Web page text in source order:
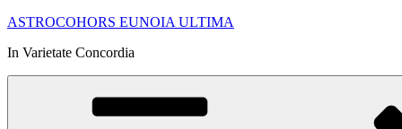
Zum
springen
ASTROCOHORS EUNOIA ULTIMA
In Varietate Concordia